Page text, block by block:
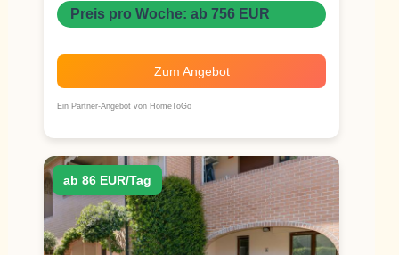
Preis pro Woche: ab 756 EUR
Zum Angebot
Ein Partner-Angebot von HomeToGo
ab 86 EUR/Tag